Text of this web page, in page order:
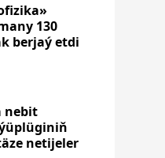
130
berjaý etdi
nebit
netijeler